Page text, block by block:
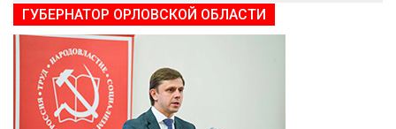
ГУБЕРНАТОР ОРЛОВСКОЙ ОБЛАСТИ